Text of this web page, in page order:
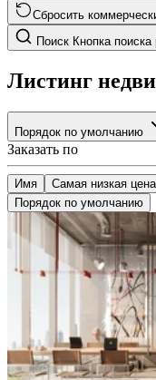
Сбросить
Поиск Кнопка
Листинг
Порядок по умолчанию
Заказать по
Имя Самая низкая цена
Порядок по умолчанию